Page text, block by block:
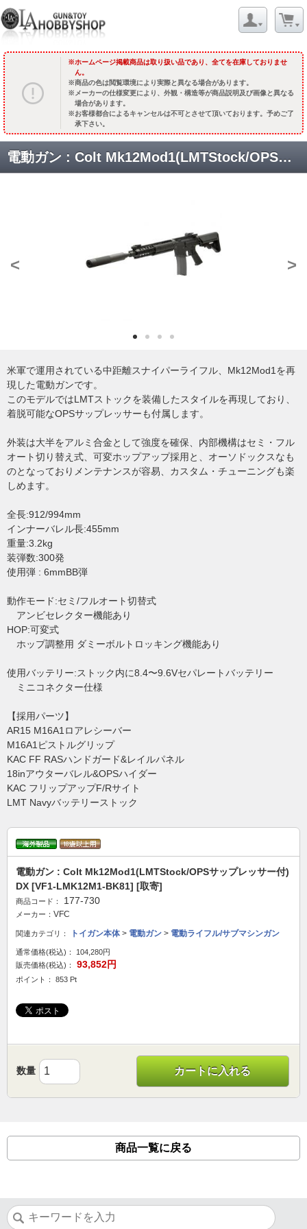
ホームページ掲載商品は取り扱い品であり、全てを在庫しておりませ
ん。
商品の色は閲覧環境により実際と異なる場合があります。
メーカーの仕様変更により、外観・構造等が商品説明及び画像と異なる
場合があります。
お客様都合によるキャンセルは不可とさせて頂いております。予めご了
承下さい。
電動ガン : Colt Mk12Mod1(LMTStock/OPSサップレッサー付) DX [VF1-LMK12M1-BK81] [取寄]
< >
米軍で運用されている中距離スナイパーライフル、Mk12Mod1を再
現した電動ガンです。
このモデルではLMTストックを装備したスタイルを再現しており、
着脱可能なOPSサップレッサーも付属します。
外装は大半をアルミ合金として強度を確保、内部機構はセミ・フル
オート切り替え式、可変ホップアップ採用と、オーソドックスなも
のとなっておりメンテナンスが容易、カスタム・チューニングも楽
しめます。
全長:912/994mm
インナーバレル長:455mm
重量:3.2kg
装弾数:300発
使用弾 : 6mmBB弾
動作モード:セミ/フルオート切替式
アンビセレクター機能あり
HOP:可変式
ホップ調整用 ダミーボルトロッキング機能あり
使用バッテリー:ストック内に8.4〜9.6Vセパレートバッテリー
ミニコネクター仕様
【採用パーツ】
AR15 M16A1ロアレシーバー
M16A1ピストルグリップ
KAC FF RASハンドガード&レイルパネル
18inアウターバレル&OPSハイダー
KAC フリップアップF/Rサイト
LMT Navyバッテリーストック
電動ガン : Colt Mk12Mod1(LMTStock/OPSサップレッサー付)
DX [VF1-LMK12M1-BK81] [取寄]
商品コード： 177-730
メーカー： VFC
関連カテゴリ： トイガン本体> 電動ガン > 電動ライフル/サブマシンガン
通常価格(税込)：
104,280円
販売価格(税込)：
93,852円
ポイント： 853 Pt
数量 カートに入れる
商品一覧に戻る